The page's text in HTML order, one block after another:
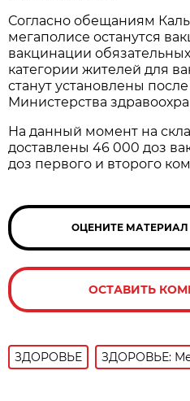
Согласно обещаниям
мегаполисе останутся
вакцинации
категории жителей для
станут установлены
Министерства
На данный момент на
доставлены 46 000 доз
доз первого и второго
ОЦЕНИТЕ МАТЕРИАЛ
ОСТАВИТЬ
ЗДОРОВЬЕ ЗДОРОВЬЕ: